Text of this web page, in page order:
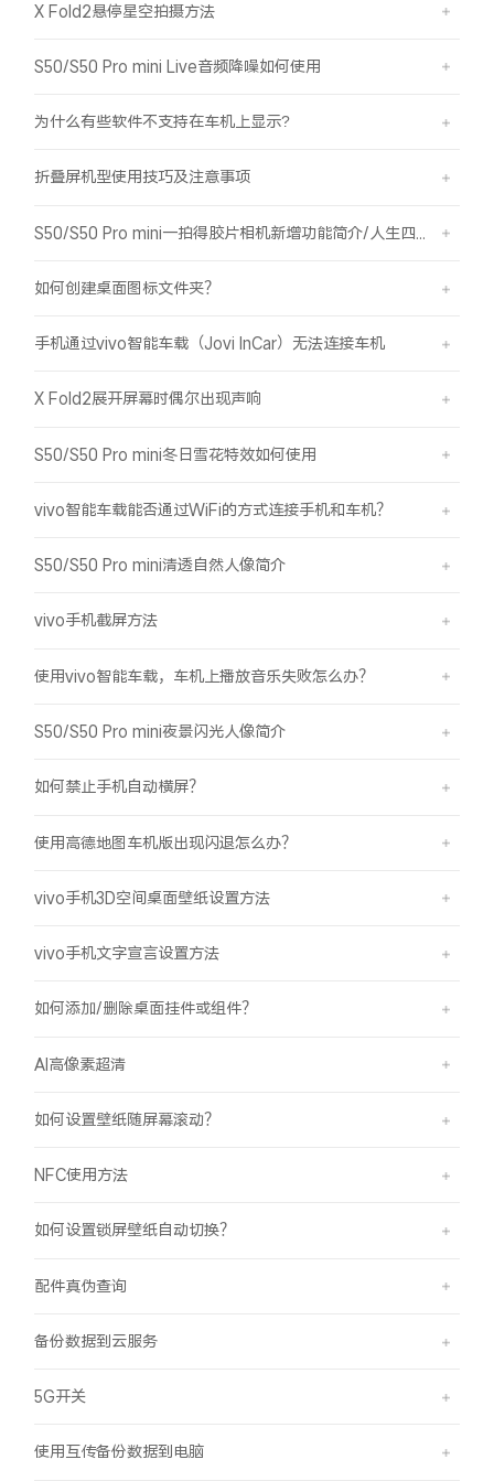
X Fold2悬停星空拍摄方法
S50/S50 Pro mini Live音频降噪如何使用
为什么有些软件不支持在车机上显示?
折叠屏机型使用技巧及注意事项
如何创建桌面图标文件夹？
手机通过vivo智能车载（Jovi InCar）无法连接车机
X Fold2展开屏幕时偶尔出现声响
S50/S50 Pro mini冬日雪花特效如何使用
vivo智能车载能否通过WiFi的方式连接手机和车机？
S50/S50 Pro mini清透自然人像简介
vivo手机截屏方法
使用vivo智能车载，车机上播放音乐失败怎么办？
S50/S50 Pro mini夜景闪光人像简介
如何禁止手机自动横屏？
使用高德地图车机版出现闪退怎么办？
vivo手机3D空间桌面壁纸设置方法
vivo手机文字宣言设置方法
如何添加/删除桌面挂件或组件？
AI高像素超清
如何设置壁纸随屏幕滚动？
NFC使用方法
如何设置锁屏壁纸自动切换？
配件真伪查询
备份数据到云服务
5G开关
使用互传备份数据到电脑